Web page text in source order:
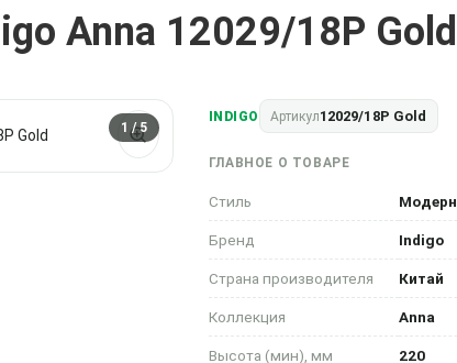
Anna 12029/18P Gold
1 / 5
INDIGO Артикул12029/18P Gold
ГЛАВНОЕ О ТОВАРЕ
Стиль Модерн
Бренд Indigo
Страна производителя Китай
Коллекция Anna
Высота (мин), мм 220